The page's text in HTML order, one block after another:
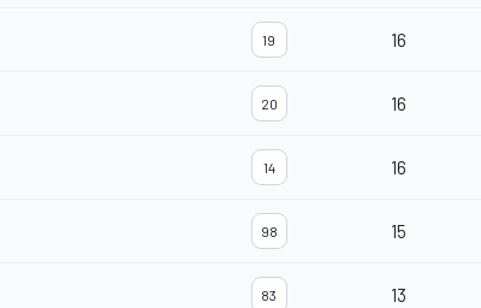
19 16
20 16
14 16
98 15
83 13